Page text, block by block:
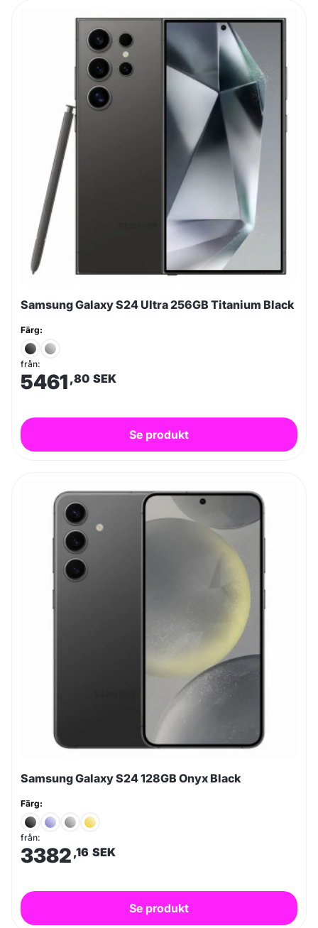
Samsung Galaxy S24 Ultra 256GB Titanium Black
Färg:
från:
5461 ,80 SEK
Se produkt
Samsung Galaxy S24 128GB Onyx Black
Färg:
från:
3382 ,16 SEK
Se produkt